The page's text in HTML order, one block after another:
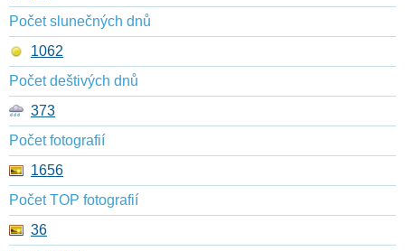
Počet slunečných dnů
1062
Počet deštivých dnů
373
Počet fotografií
1656
Počet TOP fotografií
36